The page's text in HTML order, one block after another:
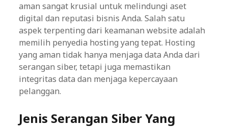
aman sangat krusial untuk melindungi aset
digital dan reputasi bisnis Anda. Salah satu
aspek terpenting dari keamanan website adalah
memilih penyedia hosting yang tepat. Hosting
yang aman tidak hanya menjaga data Anda dari
serangan siber, tetapi juga memastikan
integritas data dan menjaga kepercayaan
pelanggan.
Jenis Serangan Siber Yang